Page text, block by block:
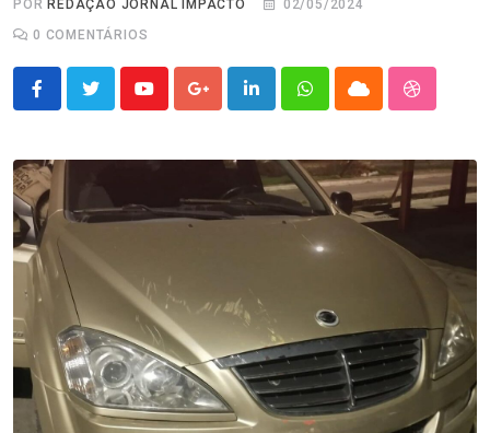
POR REDAÇÃO JORNAL IMPACTO
02/05/2024
0 COMENTÁRIOS
YoutubeGoogle+LinkedInWhatsappCloud